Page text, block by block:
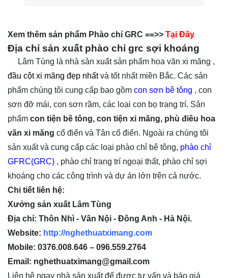
Xem thêm sản phẩm Phào chỉ GRC ==>> Tại Đây
Địa chỉ sản xuất phào chỉ grc sợi khoáng
Lâm Tùng là nhà sản xuất sản phẩm hoa văn xi măng ,
đầu cột xi măng đẹp nhấtvà tốt nhất miền Bắc. Các sản
phẩm chúng tôi cung cấp bao gồm con sơn bê tông , con
sơn đỡ mái, con sơn rầm, các loại con bọ trang trí. Sản
phẩm con tiện bê tông, con tiện xi măng, phù điêu hoa
văn xi măng cổ điển và Tân cổ điển. Ngoài ra chúng tôi
sản xuất và cung cấp các loại phào chỉ bê tông, phào chỉ
GFRC(GRC) , phào chỉ trang trí ngoại thất, phào chỉ sợi
khoáng cho các công trình và dự án lớn trên cả nước.
Chi tiết liên hệ:
Xưởng sản xuất Lâm Tùng
Địa chỉ: Thôn Nhì - Vân Nội - Đông Anh - Hà Nội.
Website: http://nghethuatximang.com
Mobile: 0376.008.646 – 096.559.2764
Email: nghethuatximang@gmail.com
Liên hệ ngay nhà sản xuất để được tư vấn và báo giá